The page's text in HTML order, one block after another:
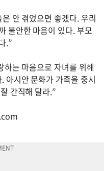
안 겪었으면 좋겠다. 우리
불안한 마음이 있다. 부모
.”
는 마음으로 자녀를 위해
아시안 문화가 가족을 중시
간직해 달라.”